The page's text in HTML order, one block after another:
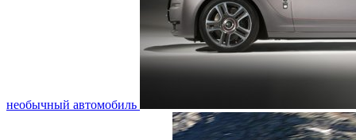
необычный автомобиль